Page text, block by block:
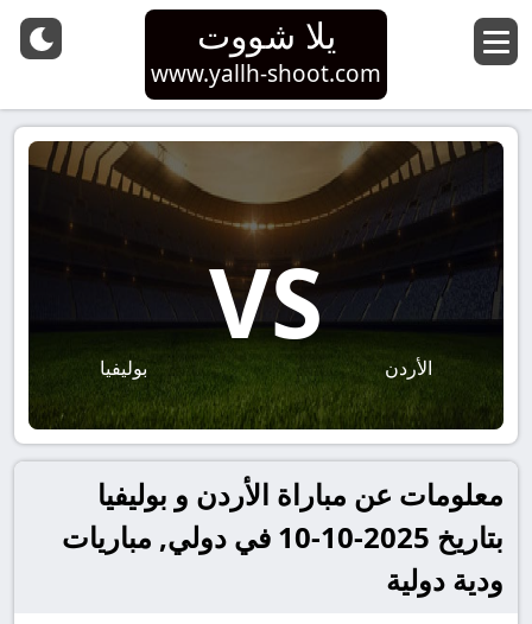
يلا شووت
www.yallh-shoot.com
الأردن
VS
بوليفيا
معلومات عن مباراة الأردن و بوليفيا
بتاريخ 2025-10-10 في دولي, مباريات
ودية دولية